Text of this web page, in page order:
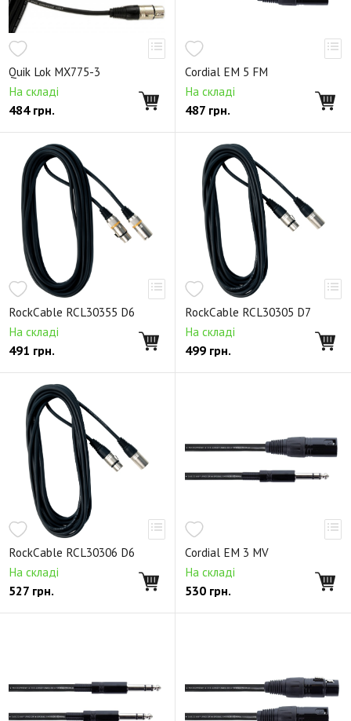
Quik Lok MX775-3
На складі
484грн.
Cordial EM 5 FM
На складі
487 грн.
RockCable RCL30355 D6
На складі
491 грн.
RockCable RCL30305 D7
На складі
499 грн.
RockCable RCL30306 D6
На складі
527 грн.
Cordial EM 3 MV
На складі
530 грн.